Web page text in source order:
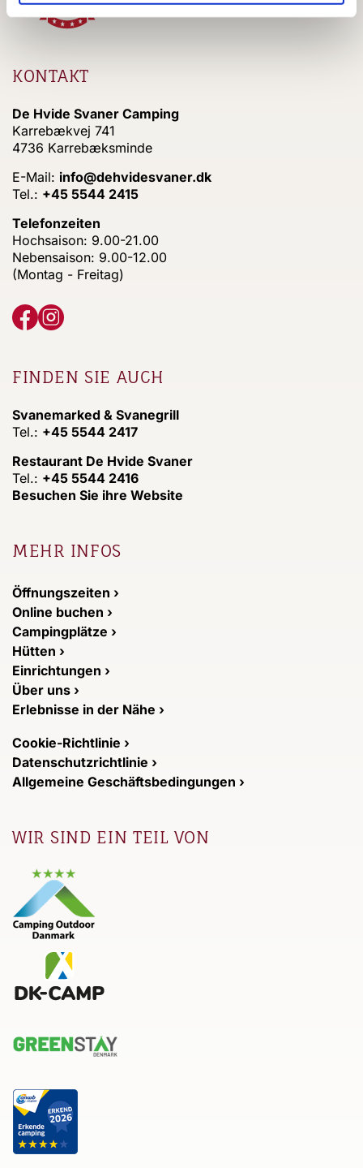
KONTAKT
De Hvide Svaner Camping
Karrebækvej 741
4736 Karrebæksminde
E-Mail: info@dehvidesvaner.dk
Tel.: +45 5544 2415
Telefonzeiten
Hochsaison: 9.00-21.00
Nebensaison: 9.00-12.00
(Montag - Freitag)
FINDEN SIE AUCH
Svanemarked & Svanegrill
Tel.: +45 5544 2417
Restaurant De Hvide Svaner
Tel.: +45 5544 2416
Besuchen Sie ihre Website
MEHR INFOS
Öffnungszeiten ›
Online buchen ›
Campingplätze ›
Hütten ›
Einrichtungen ›
Über uns ›
Erlebnisse in der Nähe ›
Cookie-Richtlinie ›
Datenschutzrichtlinie ›
Allgemeine Geschäftsbedingungen ›
WIR SIND EIN TEIL VON